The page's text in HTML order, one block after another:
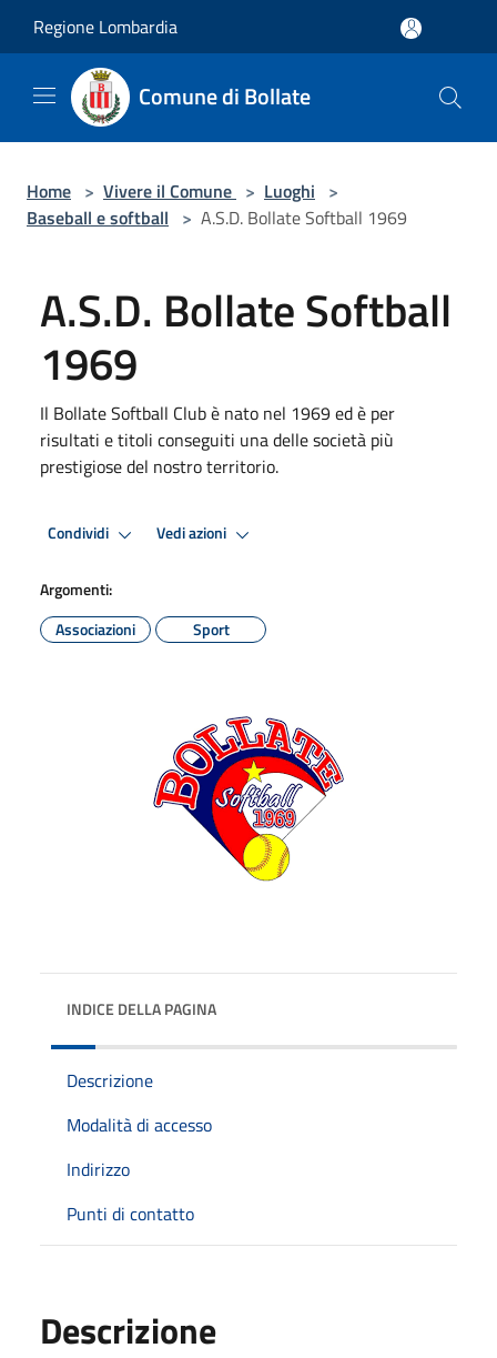
Regione Lombardia
Comune di Bollate
Home > Vivere il Comune > Luoghi >
Baseball e softball > A.S.D. Bollate Softball 1969
A.S.D. Bollate Softball
1969
Il Bollate Softball Club è nato nel 1969 ed è per
risultati e titoli conseguiti una delle società più
prestigiose del nostro territorio.
Condividi Vedi azioni
Argomenti:
Associazioni
Sport
INDICE DELLA PAGINA
Descrizione
Modalità di accesso
Indirizzo
Punti di contatto
Descrizione